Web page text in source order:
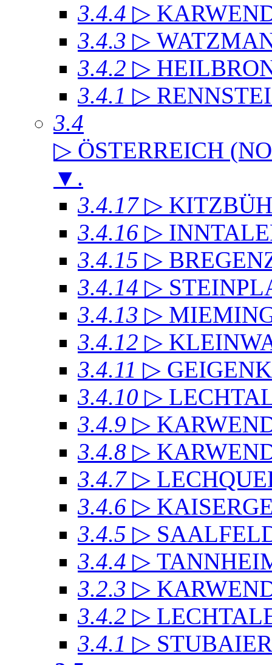
3.4.4 ▷
3.4.3 ▷
3.4.2 ▷
3.4.1 ▷
3.4
▷ ÖSTERREICH
▼ .
3.4.17 ▷
3.4.16 ▷
3.4.15 ▷
3.4.14 ▷
3.4.13 ▷
3.4.12 ▷
3.4.11 ▷
3.4.10 ▷
3.4.9 ▷
3.4.8 ▷
3.4.7 ▷
3.4.6 ▷
3.4.5 ▷
3.4.4 ▷
3.2.3 ▷
3.4.2 ▷
3.4.1 ▷